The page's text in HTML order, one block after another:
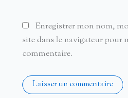
Enregistrer mon nom,
site dans le navigateur pour
commentaire.